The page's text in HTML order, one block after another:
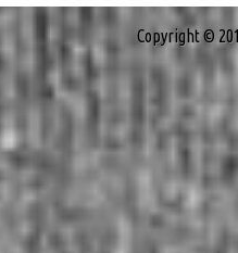
Copyright ©